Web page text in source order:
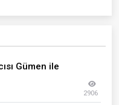
Gümen ile
2906